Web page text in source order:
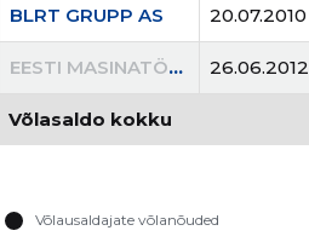
BLRT GRUPP AS 20.07.2010
EESTI MASINATÖÖSTUSE LIIT MTÜ 26.06.2012
Võlasaldo kokku